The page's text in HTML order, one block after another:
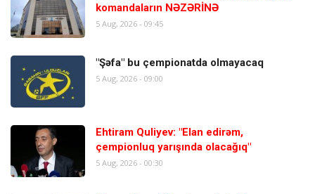
komandaların NƏZƏRİNƏ
5 Aug, 2026 - 09:45
"Şəfa" bu çempionatda olmayacaq
5 Aug, 2026 - 09:00
Ehtiram Quliyev: "Elan edirəm,
çempionluq yarışında olacağıq"
5 Aug, 2026 - 00:30